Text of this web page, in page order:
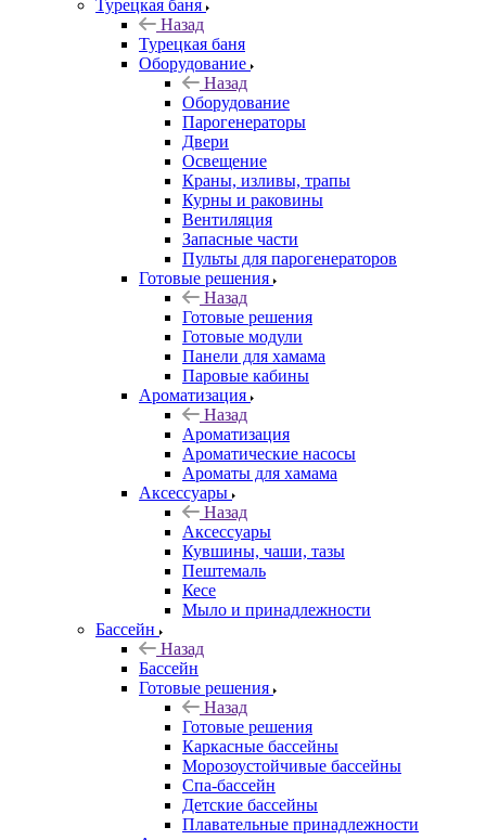
Турецкая баня
Назад
Турецкая баня
Оборудование
Назад
Оборудование
Парогенераторы
Двери
Освещение
Краны, изливы, трапы
Курны и раковины
Вентиляция
Запасные части
Пульты для парогенераторов
Готовые решения
Назад
Готовые решения
Готовые модули
Панели для хамама
Паровые кабины
Ароматизация
Назад
Ароматизация
Ароматические насосы
Ароматы для хамама
Аксессуары
Назад
Аксессуары
Кувшины, чаши, тазы
Пештемаль
Кесе
Мыло и принадлежности
Бассейн
Назад
Бассейн
Готовые решения
Назад
Готовые решения
Каркасные бассейны
Морозоустойчивые бассейны
Спа-бассейн
Детские бассейны
Плавательные принадлежности